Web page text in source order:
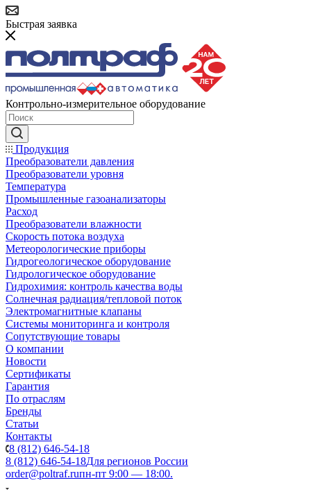
Быстрая заявка
Контрольно-измерительное оборудование
Продукция
Преобразователи давления
Преобразователи уровня
Температура
Промышленные газоанализаторы
Расход
Преобразователи влажности
Скорость потока воздуха
Метеорологические приборы
Гидрогеологическое оборудование
Гидрологическое оборудование
Гидрохимия: контроль качества воды
Солнечная радиация/тепловой поток
Электромагнитные клапаны
Системы мониторинга и контроля
Сопутствующие товары
О компании
Новости
Сертификаты
Гарантия
По отраслям
Бренды
Статьи
Контакты
8 (812) 646-54-18
8 (812) 646-54-18Для регионов России
order@poltraf.ruпн-пт 9:00 — 18:00.